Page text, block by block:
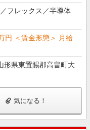
フレックス／半導体
円 ＜賃金形態＞ 月給
形県東置賜郡高畠町大
気になる！